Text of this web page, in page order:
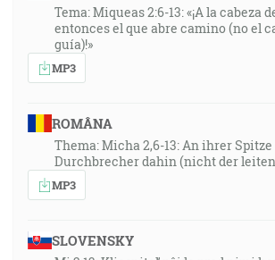
Tema: Miqueas 2:6-13: «¡A la cabeza
entonces el que abre camino (no el
guía)!»
MP3
ROMÂNA
Thema: Micha 2,6-13: An ihrer
Durchbrecher dahin (nicht der
MP3
SLOVENSKY